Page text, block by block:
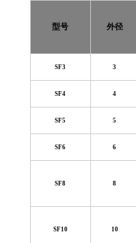
型号 外径
SF3 3
SF4 4
SF5 5
SF6 6
SF8 8
SF10 10